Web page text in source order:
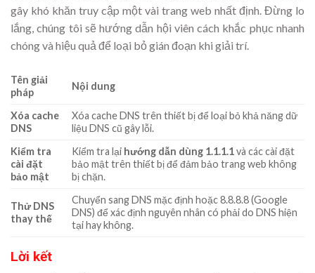
gây khó khăn truy cập một vài trang web nhất định. Đừng lo
lắng, chúng tôi sẽ hướng dẫn hội viên cách khắc phục nhanh
chóng và hiệu quả để loại bỏ gián đoạn khi giải trí.
Tên giải
pháp
Nội dung
Xóa cache
DNS
Xóa cache DNS trên thiết bị để loại bỏ khả năng dữ
liệu DNS cũ gây lỗi.
Kiểm tra
cài đặt
bảo mật
Kiểm tra lại hướng dẫn dùng 1.1.1.1và các cài đặt
bảo mật trên thiết bị để đảm bảo trang web không
bị chặn.
Thử DNS
thay thế
Chuyển sang DNS mặc định hoặc 8.8.8.8 (Google
DNS) để xác định nguyên nhân có phải do DNS hiện
tại hay không.
Lời kết